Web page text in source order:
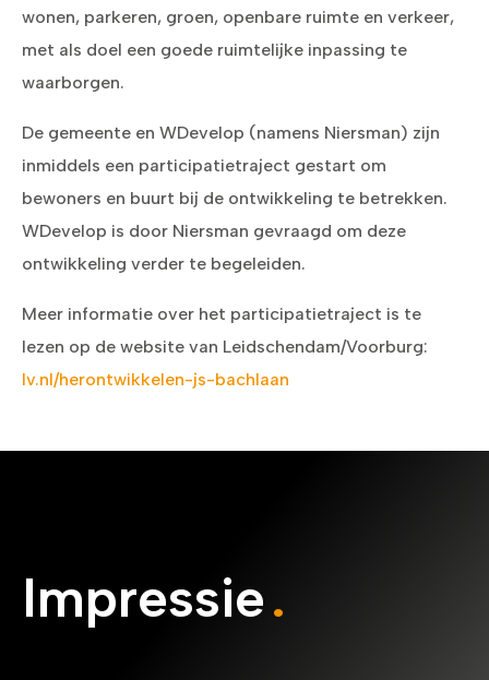
wonen, parkeren, groen, openbare ruimte en verkeer,
met als doel een goede ruimtelijke inpassing te
waarborgen.
De gemeente en WDevelop (namens Niersman) zijn
inmiddels een participatietraject gestart om
bewoners en buurt bij de ontwikkeling te betrekken.
WDevelop is door Niersman gevraagd om deze
ontwikkeling verder te begeleiden.
Meer informatie over het participatietraject is te
lezen op de website van Leidschendam/Voorburg:
lv.nl/herontwikkelen-js-bachlaan
Impressie